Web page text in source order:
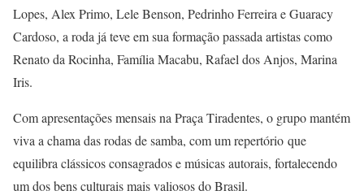
Lopes, Alex Primo, Lele Benson, Pedrinho Ferreira e Guaracy
Cardoso, a roda já teve em sua formação passada artistas como
Renato da Rocinha, Família Macabu, Rafael dos Anjos, Marina
Iris.
Com apresentações mensais na Praça Tiradentes, o grupo mantém
viva a chama das rodas de samba, com um repertório que
equilibra clássicos consagrados e músicas autorais, fortalecendo
um dos bens culturais mais valiosos do Brasil.